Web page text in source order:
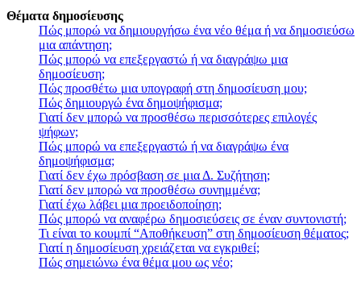
Θέματα δημοσίευσης
Πώς μπορώ να δημιουργήσω ένα νέο θέμα ή να δημοσιεύσω
μια απάντηση;
Πώς μπορώ να επεξεργαστώ ή να διαγράψω μια
δημοσίευση;
Πώς προσθέτω μια υπογραφή στη δημοσίευση μου;
Πώς δημιουργώ ένα δημοψήφισμα;
Γιατί δεν μπορώ να προσθέσω περισσότερες επιλογές
ψήφων;
Πώς μπορώ να επεξεργαστώ ή να διαγράψω ένα
δημοψήφισμα;
Γιατί δεν έχω πρόσβαση σε μια Δ. Συζήτηση;
Γιατί δεν μπορώ να προσθέσω συνημμένα;
Γιατί έχω λάβει μια προειδοποίηση;
Πώς μπορώ να αναφέρω δημοσιεύσεις σε έναν συντονιστή;
Τι είναι το κουμπί “Αποθήκευση” στη δημοσίευση θέματος;
Γιατί η δημοσίευση χρειάζεται να εγκριθεί;
Πώς σημειώνω ένα θέμα μου ως νέο;